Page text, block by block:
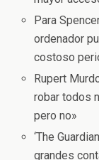
Para
ordenador
costoso
Rupert
robar todos
pero no»
‘The
grandes